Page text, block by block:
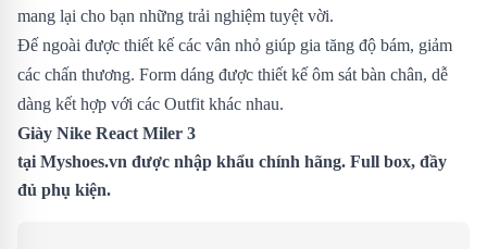
mang lại cho bạn những trải nghiệm tuyệt vời.
Đế ngoài được thiết kế các vân nhỏ giúp gia tăng độ bám, giảm
các chấn thương. Form dáng được thiết kế ôm sát bàn chân, dễ
dàng kết hợp với các Outfit khác nhau.
Giày Nike React Miler 3
tại Myshoes.vn được nhập khẩu chính hãng. Full box, đầy
đủ phụ kiện.